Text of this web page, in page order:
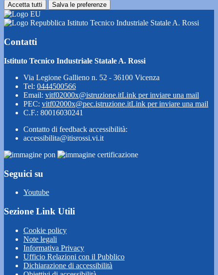
Accetta tutti Salva le preferenze
Istituto Tecnico Industriale Statale A. Rossi
Contatti
Istituto Tecnico Industriale Statale A. Rossi
Via Legione Gallieno n. 52 - 36100 Vicenza
Tel: 0444500566
Email: vitf02000x@istruzione.itLink per inviare una mail
PEC: vitf02000x@pec.istruzione.itLink per inviare una mail
C.F.: 80016030241
Contatto di feedback accessibilità:
accessibilita@itisrossi.vi.it
Seguici su
Youtube
Sezione Link Utili
Cookie policy
Note legali
Informativa Privacy
Ufficio Relazioni con il Pubblico
Dichiarazione di accessibilità